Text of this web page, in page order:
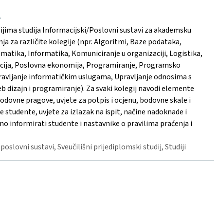
studija Informacijski/Poslovni sustavi za akademsku
za različite kolegije (npr. Algoritmi, Baze podataka,
Informatika, Komuniciranje u organizaciji, Logistika,
Poslovna ekonomija, Programiranje, Programsko
informatičkim uslugama, Upravljanje odnosima s
dizajn i programiranje). Za svaki kolegij navodi elemente
pragove, uvjete za potpis i ocjenu, bodovne skale i
uvjete za izlazak na ispit, načine nadoknade i
informirati studente i nastavnike o pravilima praćenja i
sustavi, Sveučilišni prijediplomski studij, Studiji